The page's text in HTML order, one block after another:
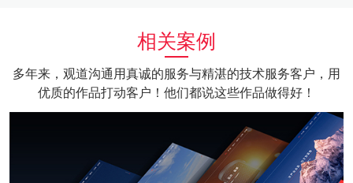
相关案例
多年来，观道沟通用真诚的服务与精湛的技术服务客户，用
优质的作品打动客户！他们都说这些作品做得好！